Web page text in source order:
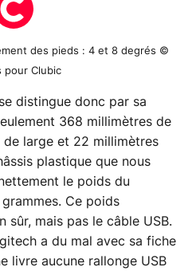
des pieds : 4 et 8 degrés ©
pour Clubic
distingue donc par sa
368 millimètres de
de large et 22 millimètres
plastique que nous
le poids du
Ce poids
sûr, mais pas le câble USB.
a du mal avec sa fiche
livre aucune rallonge USB